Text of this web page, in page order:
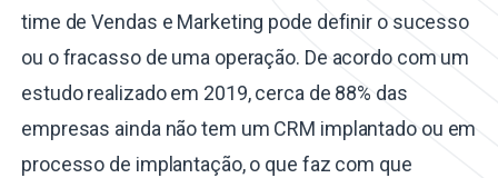
time de Vendas e Marketing pode definir o sucesso
ou o fracasso de uma operação. De acordo com um
estudo realizado em 2019, cerca de 88% das
empresas ainda não tem um CRM implantado ou em
processo de implantação, o que faz com que